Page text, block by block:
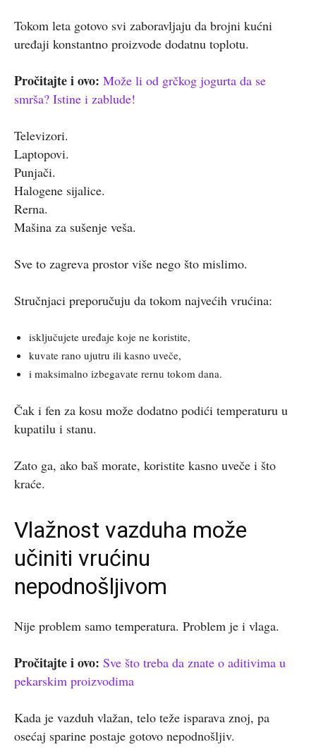
Tokom leta gotovo svi zaboravljaju da brojni kućni
uređaji konstantno proizvode dodatnu toplotu.
Pročitajte i ovo: Može li od grčkog jogurta da se
smrša? Istine i zablude!
Televizori.
Laptopovi.
Punjači.
Halogene sijalice.
Rerna.
Mašina za sušenje veša.
Sve to zagreva prostor više nego što mislimo.
Stručnjaci preporučuju da tokom najvećih vrućina:
isključujete uređaje koje ne koristite,
kuvate rano ujutru ili kasno uveče,
i maksimalno izbegavate rernu tokom dana.
Čak i fen za kosu može dodatno podići temperaturu u
kupatilu i stanu.
Zato ga, ako baš morate, koristite kasno uveče i što
kraće.
Vlažnost vazduha može
učiniti vrućinu
nepodnošljivom
Nije problem samo temperatura. Problem je i vlaga.
Pročitajte i ovo: Sve što treba da znate o aditivima u
pekarskim proizvodima
Kada je vazduh vlažan, telo teže isparava znoj, pa
osećaj sparine postaje gotovo nepodnošljiv.